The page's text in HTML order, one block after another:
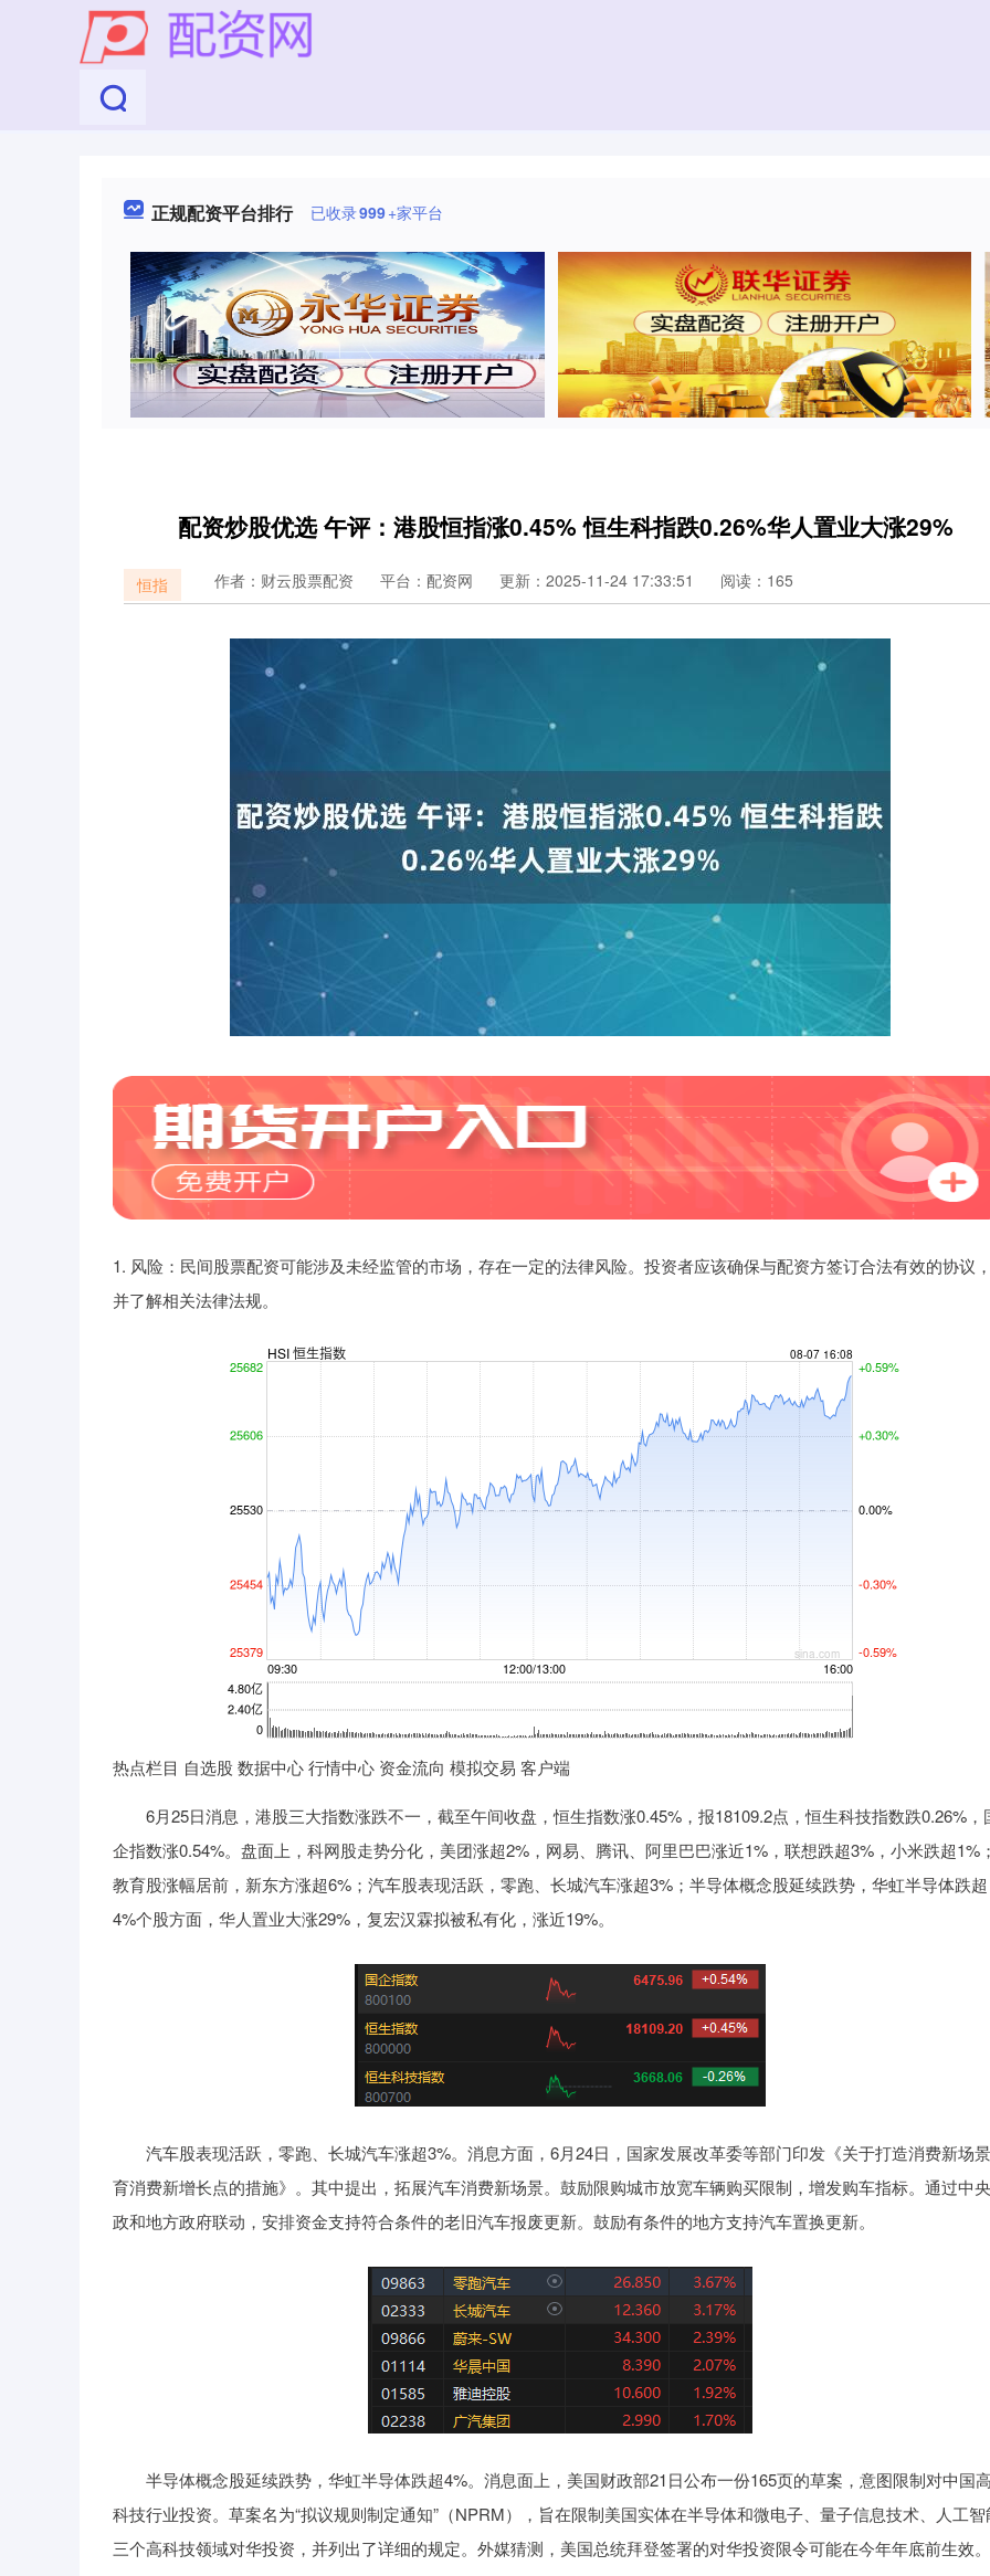
正规配资平台排行 已收录999+家平台
配资炒股优选 午评：港股恒指涨0.45% 恒生科指跌0.26%华人置业大涨29%
恒指 作者：财云股票配资 平台：配资网 更新：2025-11-24 17:33:51 阅读：165
1. 风险：民间股票配资可能涉及未经监管的市场，存在一定的法律风险。投资者应该确保与配资方签订合法有效的协议
并了解相关法律法规。
热点栏目 自选股 数据中心 行情中心 资金流向 模拟交易 客户端
6月25日消息，港股三大指数涨跌不一，截至午间收盘，恒生指数涨0.45%，报18109.2点，恒生科技指数跌0.26%，
企指数涨0.54%。盘面上，科网股走势分化，美团涨超2%，网易、腾讯、阿里巴巴涨近1%，联想跌超3%，小米跌超1%
教育股涨幅居前，新东方涨超6%；汽车股表现活跃，零跑、长城汽车涨超3%；半导体概念股延续跌势，华虹半导体跌超
4%个股方面，华人置业大涨29%，复宏汉霖拟被私有化，涨近19%。
汽车股表现活跃，零跑、长城汽车涨超3%。消息方面，6月24日，国家发展改革委等部门印发《关于打造消费新场
育消费新增长点的措施》。其中提出，拓展汽车消费新场景。鼓励限购城市放宽车辆购买限制，增发购车指标。通过中
政和地方政府联动，安排资金支持符合条件的老旧汽车报废更新。鼓励有条件的地方支持汽车置换更新。
半导体概念股延续跌势，华虹半导体跌超4%。消息面上，美国财政部21日公布一份165页的草案，意图限制对中国
科技行业投资。草案名为“拟议规则制定通知”（NPRM），旨在限制美国实体在半导体和微电子、量子信息技术、人工智
三个高科技领域对华投资，并列出了详细的规定。外媒猜测，美国总统拜登签署的对华投资限令可能在今年年底前生效。